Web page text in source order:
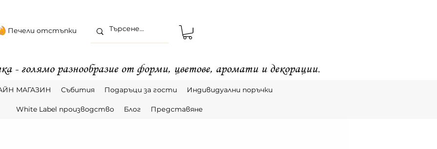
Печели отстъпки
- голямо разнообразие от форми, цветове, аромати и декорации.
МАГАЗИН Събития Подаръци за гости Индивидуални поръчки
White Label производство Блог Представяне